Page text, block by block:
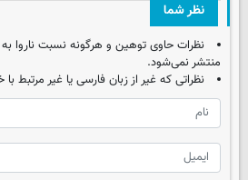
نظر شما
نظرات حاوی توهین و هرگونه نسبت
منتشر نمی‌شود.
نظراتی که غیر از زبان فارسی یا غیر مرتبط